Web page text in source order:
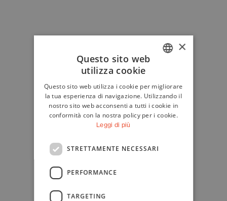
ENGLISH
×
Questo sito web
utilizza cookie
Questo sito web utilizza i cookie per migliorare
la tua esperienza di navigazione. Utilizzando il
nostro sito web acconsenti a tutti i cookie in
conformità con la nostra policy per i cookie.
Leggi di più
STRETTAMENTE NECESSARI
PERFORMANCE
TARGETING